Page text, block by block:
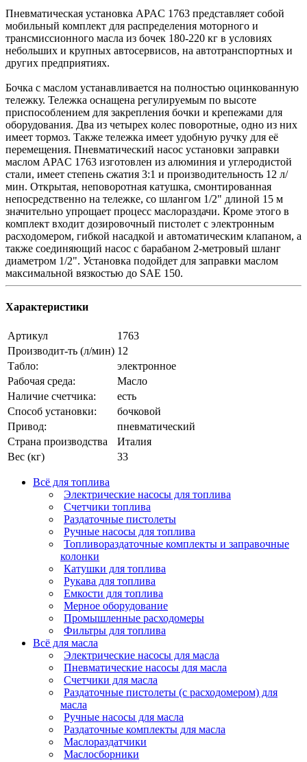
Пневматическая установка APAC 1763 представляет собой
мобильный комплект для распределения моторного и
трансмиссионного масла из бочек 180-220 кг в условиях
небольших и крупных автосервисов, на автотранспортных и
других предприятиях.
Бочка с маслом устанавливается на полностью оцинкованную
тележку. Тележка оснащена регулируемым по высоте
приспособлением для закрепления бочки и крепежами для
оборудования. Два из четырех колес поворотные, одно из них
имеет тормоз. Также тележка имеет удобную ручку для её
перемещения. Пневматический насос установки заправки
маслом APAC 1763 изготовлен из алюминия и углеродистой
стали, имеет степень сжатия 3:1 и производительность 12 л/
мин. Открытая, неповоротная катушка, смонтированная
непосредственно на тележке, со шлангом 1/2" длиной 15 м
значительно упрощает процесс маслораздачи. Кроме этого в
комплект входит дозировочный пистолет с электронным
расходомером, гибкой насадкой и автоматическим клапаном, а
также соединяющий насос с барабаном 2-метровый шланг
диаметром 1/2". Установка подойдет для заправки маслом
максимальной вязкостью до SAE 150.
Характеристики
Артикул
1763
Производит-ть (л/мин) 12
Табло:
электронное
Рабочая среда:
Масло
Наличие счетчика:
есть
Способ установки:
бочковой
Привод:
пневматический
Страна производства
Италия
Вес (кг)
33
Всё для топлива
Электрические насосы для топлива
Счетчики топлива
Раздаточные пистолеты
Ручные насосы для топлива
Топливораздаточные комплекты и заправочные
колонки
Катушки для топлива
Рукава для топлива
Емкости для топлива
Мерное оборудование
Промышленные расходомеры
Фильтры для топлива
Всё для масла
Электрические насосы для масла
Пневматические насосы для масла
Счетчики для масла
Раздаточные пистолеты (с расходомером) для
масла
Ручные насосы для масла
Раздаточные комплекты для масла
Маслораздатчики
Маслосборники